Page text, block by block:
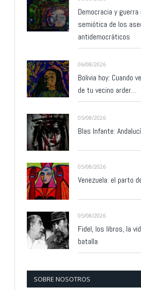
Democracia y
semiótica de los
antidemocráticos
06/08/2026
Bolivia hoy: Cuando
de tu vecino arder…
05/08/2026
Blas Infante:
05/08/2026
Venezuela: el parto
05/08/2026
Fidel, los libros, la
batalla
SOBRE NOSOTROS